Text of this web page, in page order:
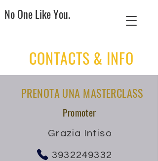
No One Like You.
CONTACTS & INFO
PRENOTA UNA MASTERCLASS
Promoter
Grazia Intiso
3932249332